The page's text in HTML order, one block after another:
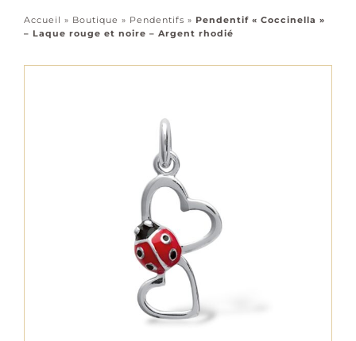
Accessoires
Tous les bijoux
Accueil » Boutique » Pendentifs » Pendentif « Coccinella »
– Laque rouge et noire – Argent rhodié